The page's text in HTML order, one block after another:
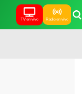
TV en vivo Radio en vivo